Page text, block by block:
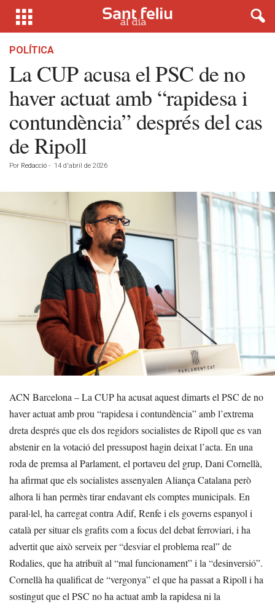
POLÍTICA
La CUP acusa el PSC de no
haver actuat amb “rapidesa i
contundència” després del cas
de Ripoll
Por Redacció - 14 d'abril de 2026
ACN Barcelona – La CUP ha acusat aquest dimarts el PSC de no
haver actuat amb prou “rapidesa i contundència” amb l’extrema
dreta després que els dos regidors socialistes de Ripoll que es van
abstenir en la votació del pressupost hagin deixat l’acta. En una
roda de premsa al Parlament, el portaveu del grup, Dani Cornellà,
ha afirmat que els socialistes assenyalen Aliança Catalana però
alhora li han permès tirar endavant els comptes municipals. En
paral·lel, ha carregat contra Adif, Renfe i els governs espanyol i
català per situar els grafits com a focus del debat ferroviari, i ha
advertit que això serveix per “desviar el problema real” de
Rodalies, que ha atribuït al “mal funcionament” i la “desinversió”.
Cornellà ha qualificat de “vergonya” el que ha passat a Ripoll i ha
sostingut que el PSC no ha actuat amb la rapidesa ni la